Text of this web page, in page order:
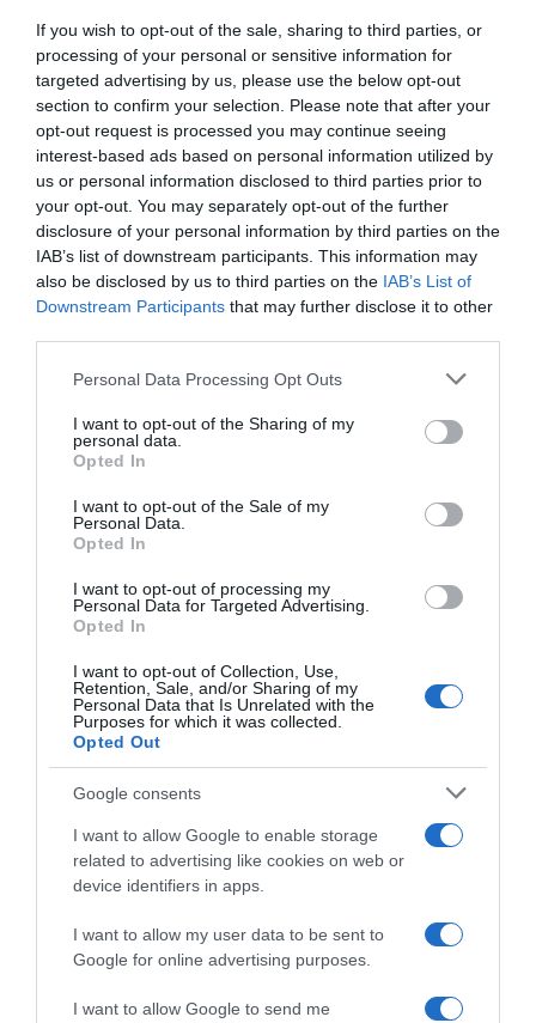
If you wish to opt-out of the sale, sharing to third parties, or
processing of your personal or sensitive information for
targeted advertising by us, please use the below opt-out
section to confirm your selection. Please note that after your
opt-out request is processed you may continue seeing
interest-based ads based on personal information utilized by
us or personal information disclosed to third parties prior to
your opt-out. You may separately opt-out of the further
disclosure of your personal information by third parties on the
IAB’s list of downstream participants. This information may
also be disclosed by us to third parties on the IAB’s List of
Downstream Participants that may further disclose it to other
Please note that this website/app uses one or more Google
not limited to your visit or usage behaviour. You may click to
grant or deny consent to Google and its third-party tags to
use your data for below specified purposes in below Google
consent section.
Personal Data Processing Opt Outs
I want to opt-out of the Sharing of my
personal data.
Opted In
I want to opt-out of the Sale of my
Personal Data.
Opted In
I want to opt-out of processing my
Personal Data for Targeted Advertising.
Opted In
I want to opt-out of Collection, Use,
Retention, Sale, and/or Sharing of my
Personal Data that Is Unrelated with the
Purposes for which it was collected.
Opted Out
Google consents
I want to allow Google to enable storage
related to advertising like cookies on web or
device identifiers in apps.
I want to allow my user data to be sent to
Google for online advertising purposes.
I want to allow Google to send me
ΣΧΟΛΙΑ
ΠΟΛΙΤΙΚΗ